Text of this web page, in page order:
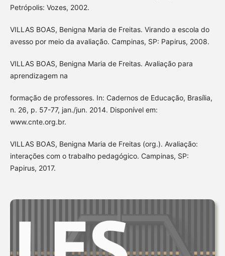
Petrópolis: Vozes, 2002.
VILLAS BOAS, Benigna Maria de Freitas. Virando a escola do
avesso por meio da avaliação. Campinas, SP: Papirus, 2008.
VILLAS BOAS, Benigna Maria de Freitas. Avaliação para
aprendizagem na
formação de professores. In: Cadernos de Educação, Brasília,
n. 26, p. 57-77, jan./jun. 2014. Disponível em:
www.cnte.org.br.
VILLAS BOAS, Benigna Maria de Freitas (org.). Avaliação:
interações com o trabalho pedagógico. Campinas, SP:
Papirus, 2017.